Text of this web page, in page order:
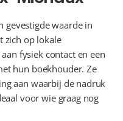
gevestigde waarde in
zich op lokale
fysiek contact en een
hun boekhouder. Ze
aan waarbij de nadruk
voor wie graag nog